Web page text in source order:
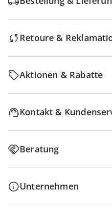
Retoure &
Aktionen & Rabatte
Kontakt &
Beratung
Unternehmen